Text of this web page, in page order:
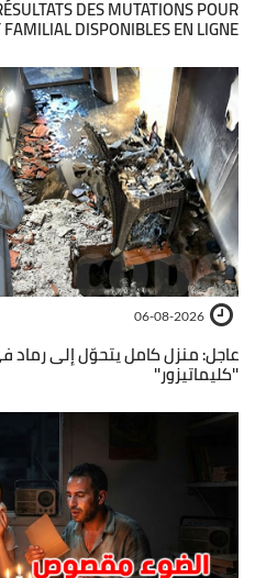
DES MUTATIONS POUR
DISPONIBLES EN LIGNE
06-08-2026
عاجل: منزل كامل يتحوّل إلى رماد
''كليماتيزور''